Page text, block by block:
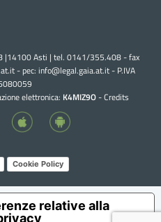
|14100 Asti | tel. 0141/355.408 - fax
- pec: info@legal.gaia.at.it- P.IVA
elettronica: K4MIZ9O-Credits
Cookie Policy
relative alla